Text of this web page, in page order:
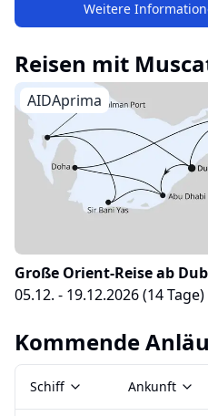
Weitere
Reisen mit
AIDAprima
Große Orient-Reise ab
05.12. - 19.12.2026(14Tage)
Kommende
Schiff Ankunft